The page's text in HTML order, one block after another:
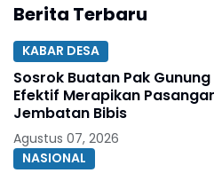
Berita Terbaru
KABAR DESA
Sosrok Buatan Pak
Efektif Merapikan
Jembatan Bibis
Agustus 07, 2026
NASIONAL